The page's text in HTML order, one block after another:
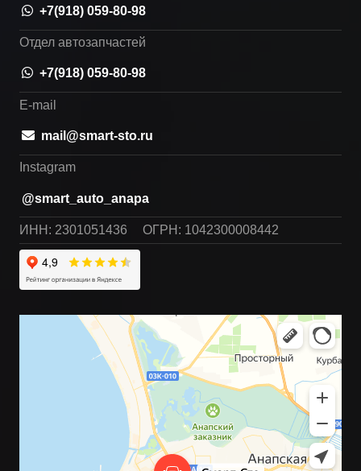
+7(918) 059-80-98
Отдел автозапчастей
+7(918) 059-80-98
E-mail
mail@smart-sto.ru
Instagram
@smart_auto_anapa
ИНН: 2301051436 ОГРН: 1042300008442